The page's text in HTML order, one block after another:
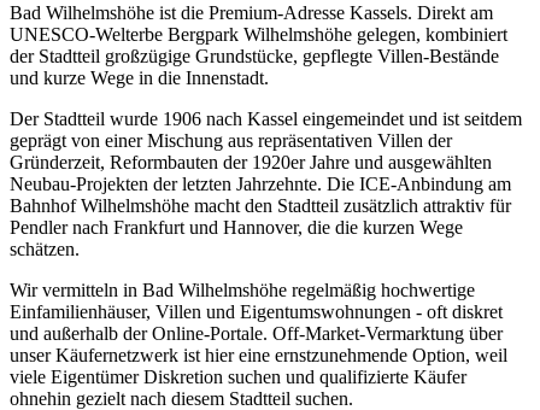
Bad Wilhelmshöhe ist die Premium-Adresse Kassels. Direkt am
UNESCO-Welterbe Bergpark Wilhelmshöhe gelegen, kombiniert
der Stadtteil großzügige Grundstücke, gepflegte Villen-Bestände
und kurze Wege in die Innenstadt.
Der Stadtteil wurde 1906 nach Kassel eingemeindet und ist seitdem
geprägt von einer Mischung aus repräsentativen Villen der
Gründerzeit, Reformbauten der 1920er Jahre und ausgewählten
Neubau-Projekten der letzten Jahrzehnte. Die ICE-Anbindung am
Bahnhof Wilhelmshöhe macht den Stadtteil zusätzlich attraktiv für
Pendler nach Frankfurt und Hannover, die die kurzen Wege
schätzen.
Wir vermitteln in Bad Wilhelmshöhe regelmäßig hochwertige
Einfamilienhäuser, Villen und Eigentumswohnungen - oft diskret
und außerhalb der Online-Portale. Off-Market-Vermarktung über
unser Käufernetzwerk ist hier eine ernstzunehmende Option, weil
viele Eigentümer Diskretion suchen und qualifizierte Käufer
ohnehin gezielt nach diesem Stadtteil suchen.